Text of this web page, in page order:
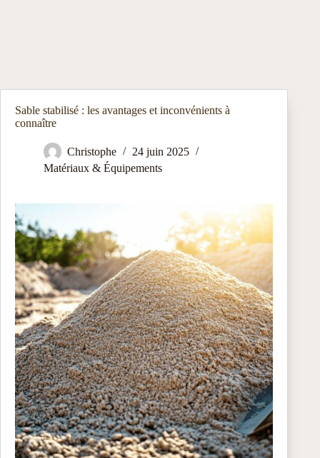
Sable stabilisé : les avantages et inconvénients à
connaître
Christophe
24 juin 2025
Matériaux & Équipements